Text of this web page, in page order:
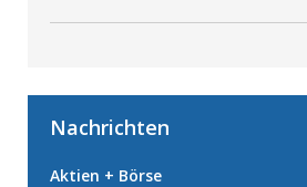
Nachrichten
Aktien + Börse